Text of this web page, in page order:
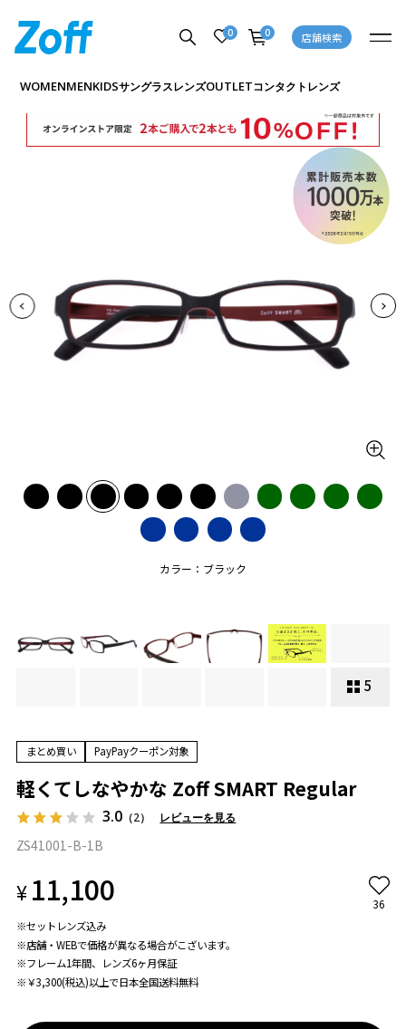
0 0 店舗検索
WOMENMENKIDSサングラスレンズOUTLETコンタクトレンズ
カラー：ブラック
5
商品詳細ページへ
まとめ買い PayPayクーポン対象
軽くてしなやかな Zoff SMART Regular
3.0 （2） レビューを見る
ZS41001-B-1B
¥11,100
36
※セットレンズ込み
※店舗・WEBで価格が異なる場合がこざいます。
※フレーム1年間、レンズ6ヶ月保証
※￥3,300(税込)以上で日本全国送料無料